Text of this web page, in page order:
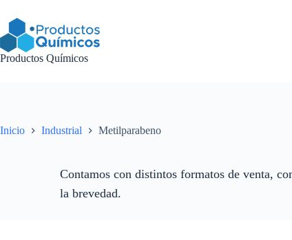
contenido
Productos Químicos
Inicio Industrial Metilparabeno
Contamos con distintos formatos de venta,
la brevedad.